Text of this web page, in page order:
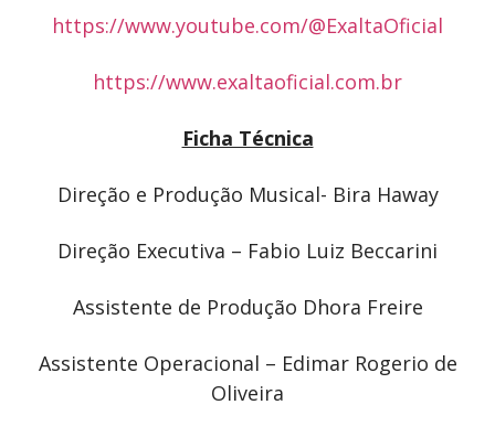
https://www.youtube.com/@ExaltaOficial
https://www.exaltaoficial.com.br
Ficha Técnica
Direção e Produção Musical- Bira Haway
Direção Executiva – Fabio Luiz Beccarini
Assistente de Produção Dhora Freire
Assistente Operacional – Edimar Rogerio de
Oliveira